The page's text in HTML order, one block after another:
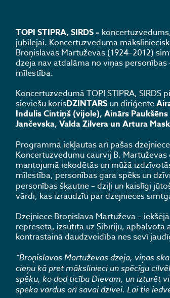
TOPI STIPRA, SIRDS –
jubilejai. Koncertuzveduma
Broņislavas Martuževas (1924–2012)
dzeja nav atdalāma no viņas
mīlestība.
Koncertuzvedumā TOPI STIPRA, SIRDS
sieviešu korisDZINTARSun diriģente
Indulis Cintiņš (vijole), Ainārs
Jančevska, Valda Zilvera un Artura
Programmā iekļautas arī pašas
Koncertuzvedumu caurvij B.
mantojumā iekodētās un mūžā
mīlestība, personības gara spēks un
personības šķautne – dziļi un kaislīgi
vārdi, kas izraudzīti par dzejnieces
Dzejniece Broņislava Martuževa –
represēta, izsūtīta uz Sibīriju, apbalvota
kontrastainā daudzveidība nes sevī
“Broņislavas Martuževas dzeja, viņas
cieņu kā pret mākslinieci un spēcīgu
spēku, ko dod ticība Dievam, un izturēt
spēka vārdus arī savai dzīvei. Lai tie